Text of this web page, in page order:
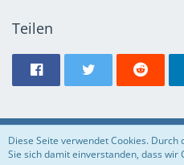
Teilen
Regeln Datenschutzerklärung
Diese Seite verwendet Cookies.
Sie sich damit einverstanden, dass wir